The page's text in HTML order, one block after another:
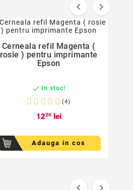
 

favorite_border
Cerneala refil Magenta (
rosie ) pentru imprimante
Epson
 In stoc!
(4)
1220lei
Adauga in cos